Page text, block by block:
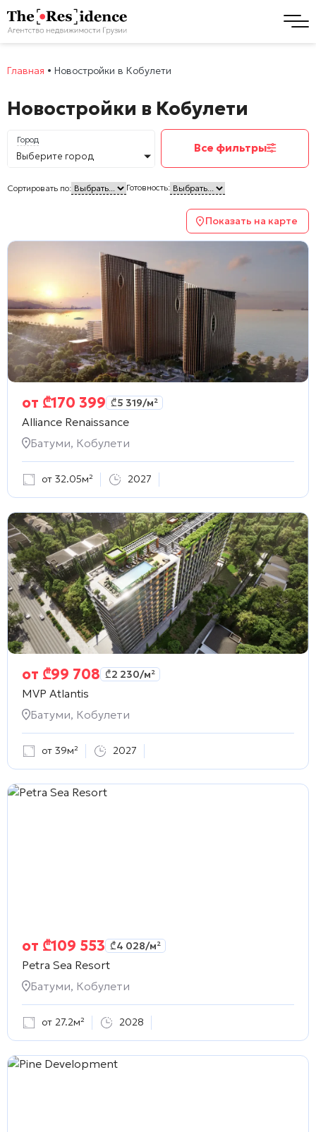
Главная • Новостройки в Кобулети
Новостройки в Кобулети
Город
Выберите город
Все фильтры
Сортировать по: Готовность:
Показать на карте
от ₾170 399 ₾5 319/м²
Alliance Renaissance
Батуми, Кобулети
от 32.05м² 2027
от ₾99 708 ₾2 230/м²
MVP Atlantis
Батуми, Кобулети
от 39м² 2027
от ₾109 553 ₾4 028/м²
Petra Sea Resort
Батуми, Кобулети
от 27.2м² 2028